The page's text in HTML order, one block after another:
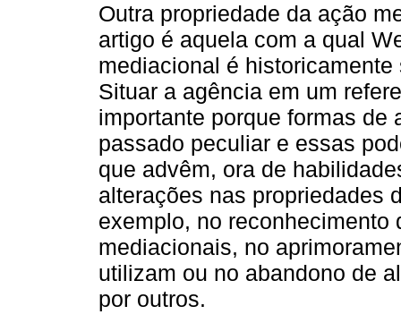
Outra propriedade da ação
artigo é aquela com a qual
mediacional é
Situar a agência em um
importante porque formas de
passado peculiar e essas
que advêm, ora de
alterações nas propriedades
exemplo, no reconhecimento
mediacionais, no
utilizam ou no abandono de
por outros.